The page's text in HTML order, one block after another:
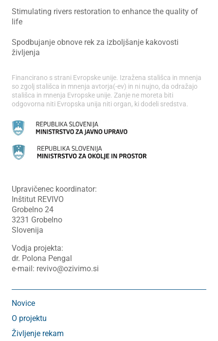
Stimulating rivers restoration to enhance the quality of
life
Spodbujanje obnove rek za izboljšanje kakovosti
življenja
Financirano s strani Evropske unije. Izražena stališca in mnenja
so zgolj stališca in mnenja avtorja(-ev) in ni nujno, da odražajo
stališca in mnenja Evropske unije. Zanje ne moreta biti
odgovorna niti Evropska unija niti organ, ki dodeli sredstva.
Upravičenec koordinator:
Inštitut REVIVO
Grobelno 24
3231 Grobelno
Slovenija
Vodja projekta:
dr. Polona Pengal
e-mail: revivo@ozivimo.si
Novice
O projektu
Življenje rekam